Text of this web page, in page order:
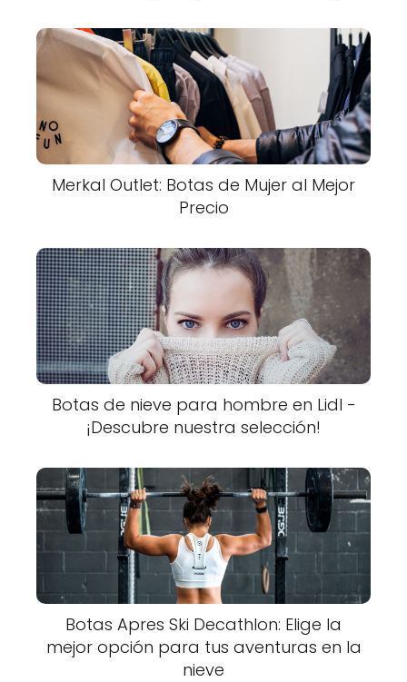
Merkal Outlet: Botas de Mujer al Mejor
Precio
Botas de nieve para hombre en Lidl -
¡Descubre nuestra selección!
Botas Apres Ski Decathlon: Elige la
mejor opción para tus aventuras en la
nieve